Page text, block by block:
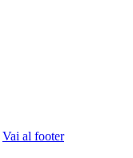
Vai al footer